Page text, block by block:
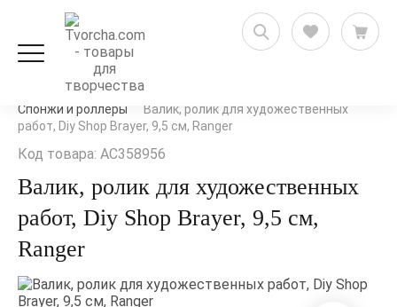
Декорирование и декупаж
Спонжи и роллеры
Валик, ролик для художественных
работ, Diy Shop Brayer, 9,5 см, Ranger
Код товара: AC358956
Валик, ролик для художественных
работ, Diy Shop Brayer, 9,5 см,
Ranger